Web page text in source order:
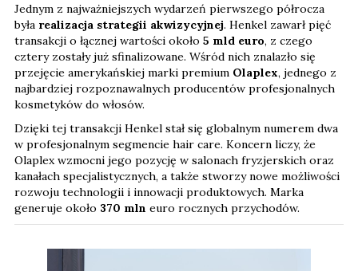
Jednym z najważniejszych wydarzeń pierwszego półrocza
była realizacja strategii akwizycyjnej. Henkel zawarł pięć
transakcji o łącznej wartości około 5 mld euro, z czego
cztery zostały już sfinalizowane. Wśród nich znalazło się
przejęcie amerykańskiej marki premium Olaplex, jednego z
najbardziej rozpoznawalnych producentów profesjonalnych
kosmetyków do włosów.
Dzięki tej transakcji Henkel stał się globalnym numerem dwa
w profesjonalnym segmencie hair care. Koncern liczy, że
Olaplex wzmocni jego pozycję w salonach fryzjerskich oraz
kanałach specjalistycznych, a także stworzy nowe możliwości
rozwoju technologii i innowacji produktowych. Marka
generuje około 370 mln euro rocznych przychodów.